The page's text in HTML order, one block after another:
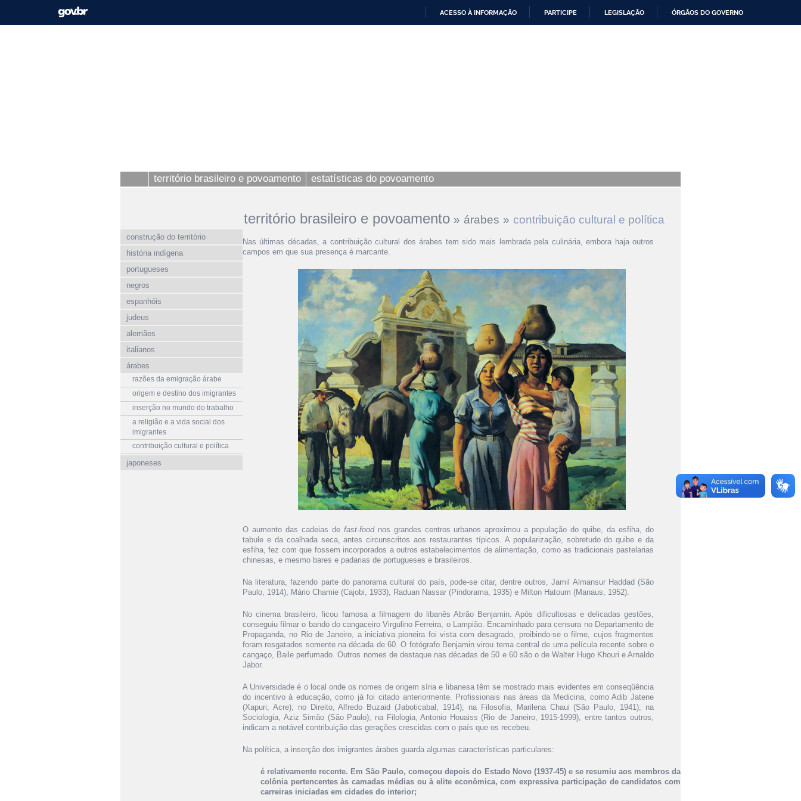
ACESSO À INFORMAÇÃO PARTICIPE LEGISLAÇÃO ÓRGÃOS DO GOVERNO
território brasileiro e povoamento estatísticas do povoamento
construção do território
história indígena
portugueses
negros
espanhóis
judeus
alemães
italianos
árabes
razões da emigração árabe
origem e destino dos imigrantes
inserção no mundo do trabalho
a religião e a vida social dos
imigrantes
contribuição cultural e política
japoneses
território brasileiro e povoamento » árabes » contribuição cultural e política
Nas últimas décadas, a contribuição cultural dos árabes tem sido mais lembrada pela culinária, embora haja outros
campos em que sua presença é marcante.
O aumento das cadeias de fast-foodnos grandes centros urbanos aproximou a população do quibe, da esfiha, do
tabule e da coalhada seca, antes circunscritos aos restaurantes típicos. A popularização, sobretudo do quibe e da
esfiha, fez com que fossem incorporados a outros estabelecimentos de alimentação, como as tradicionais pastelarias
chinesas, e mesmo bares e padarias de portugueses e brasileiros.
Na literatura, fazendo parte do panorama cultural do país, pode-se citar, dentre outros, Jamil Almansur Haddad (São
Paulo, 1914), Mário Chamie (Cajobi, 1933), Raduan Nassar (Pindorama, 1935) e Milton Hatoum (Manaus, 1952).
No cinema brasileiro, ficou famosa a filmagem do libanês Abrão Benjamin. Após dificultosas e delicadas gestões,
conseguiu filmar o bando do cangaceiro Virgulino Ferreira, o Lampião. Encaminhado para censura no Departamento de
Propaganda, no Rio de Janeiro, a iniciativa pioneira foi vista com desagrado, proibindo-se o filme, cujos fragmentos
foram resgatados somente na década de 60. O fotógrafo Benjamin virou tema central de uma película recente sobre o
cangaço, Baile perfumado. Outros nomes de destaque nas décadas de 50 e 60 são o de Walter Hugo Khouri e Arnaldo
Jabor.
A Universidade é o local onde os nomes de origem síria e libanesa têm se mostrado mais evidentes em conseqüência
do incentivo à educação, como já foi citado anteriormente. Profissionais nas áreas da Medicina, como Adib Jatene
(Xapuri, Acre); no Direito, Alfredo Buzaid (Jaboticabal, 1914); na Filosofia, Marilena Chaui (São Paulo, 1941); na
Sociologia, Aziz Simão (São Paulo); na Filologia, Antonio Houaiss (Rio de Janeiro, 1915-1999), entre tantos outros,
indicam a notável contribuição das gerações crescidas com o país que os recebeu.
Na política, a inserção dos imigrantes árabes guarda algumas características particulares:
é relativamente recente. Em São Paulo, começou depois do Estado Novo (1937-45) e se resumiu aos membros da
colônia pertencentes às camadas médias ou à elite econômica, com expressiva participação de candidatos com
carreiras iniciadas em cidades do interior;